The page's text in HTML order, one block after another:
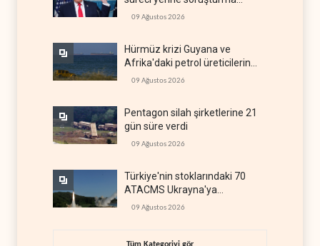
hazırlıyor
09 Ağustos 2026
Hürmüz krizi Guyana ve
Afrika'daki petrol üreticilerine
yaradı
09 Ağustos 2026
Pentagon silah şirketlerine 21
gün süre verdi
09 Ağustos 2026
Türkiye'nin stoklarındaki 70
ATACMS Ukrayna'ya
devredilecek
09 Ağustos 2026